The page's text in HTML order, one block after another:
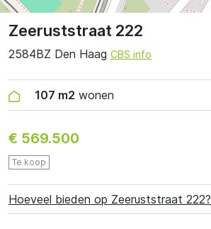
Zeeruststraat 222
2584BZ Den Haag CBS info
107 m2 wonen
€ 569.500
Te koop
Hoeveel bieden op Zeeruststraat 222?